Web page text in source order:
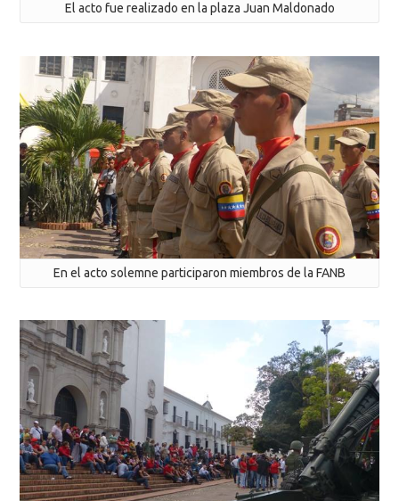
El acto fue realizado en la plaza Juan Maldonado
En el acto solemne participaron miembros de la FANB